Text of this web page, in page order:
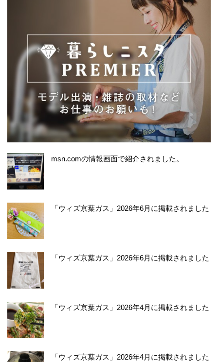
msn.comの情報画面で紹介されました。
「ウィズ京葉ガス」2026年6月に掲載されました
「ウィズ京葉ガス」2026年6月に掲載されました
「ウィズ京葉ガス」2026年4月に掲載されました
「ウィズ京葉ガス」2026年4月に掲載されました